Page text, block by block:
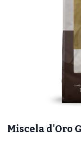
Miscela d'Oro